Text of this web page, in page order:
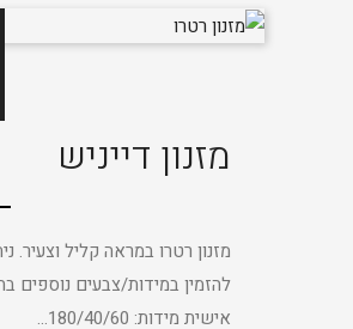
מזנון דייניש
מזנון רטרו במראה קליל וצעיר.
להזמין במידות/צבעים נוספים
אישית מידות: 180/40/60...